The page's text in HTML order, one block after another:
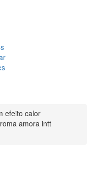
efeito calor
amora intt